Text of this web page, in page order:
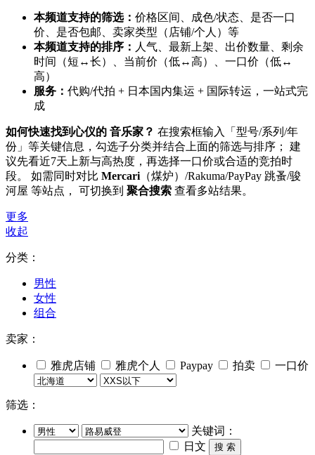
本频道支持的筛选： 价格区间、成色/状态、是否一口
价、是否包邮、卖家类型（店铺/个人）等
本频道支持的排序： 人气、最新上架、出价数量、剩余
时间（短↔长）、当前价（低↔高）、一口价（低↔
高）
服务： 代购/代拍 + 日本国内集运 + 国际转运，一站式完
成
如何快速找到心仪的 音乐家？ 在搜索框输入「型号/系列/年
份」等关键信息，勾选子分类并结合上面的筛选与排序； 建
议先看近7天上新与高热度，再选择一口价或合适的竞拍时
段。 如需同时对比 Mercari （煤炉）/Rakuma/PayPay 跳蚤/骏
河屋 等站点， 可切换到 聚合搜索 查看多站结果。
更多
收起
分类：
男性
女性
组合
卖家：
雅虎店铺 雅虎个人 Paypay 拍卖 一口价
筛选：
关键词：
日文
搜 索